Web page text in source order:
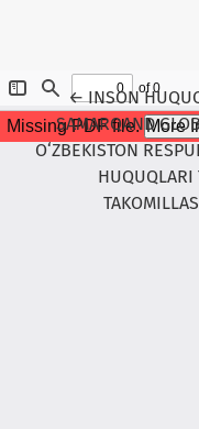
←Maqola
INSON
SAMARQAND
O‘ZBEKISTON
HUQUQLARI